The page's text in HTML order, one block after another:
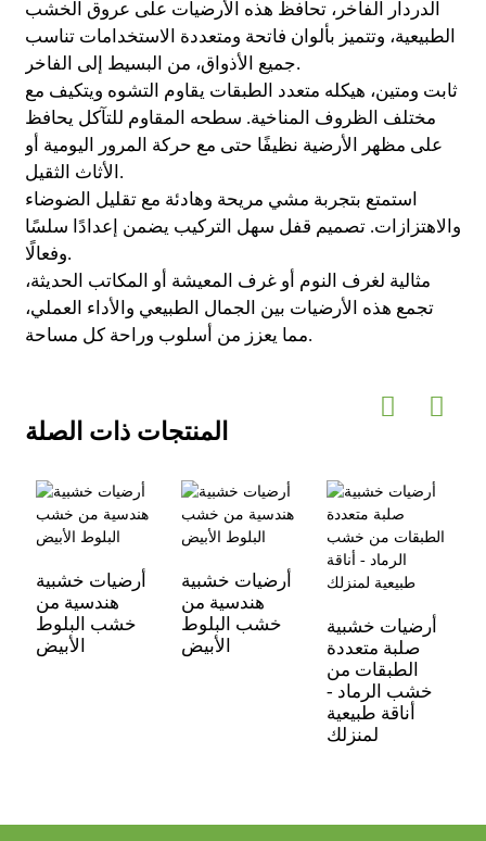
الدردار الفاخر، تحافظ هذه الأرضيات على عروق الخشب
الطبيعية، وتتميز بألوان فاتحة ومتعددة الاستخدامات تناسب
جميع الأذواق، من البسيط إلى الفاخر.
ثابت ومتين، هيكله متعدد الطبقات يقاوم التشوه ويتكيف مع
مختلف الظروف المناخية. سطحه المقاوم للتآكل يحافظ
على مظهر الأرضية نظيفًا حتى مع حركة المرور اليومية أو
الأثاث الثقيل.
استمتع بتجربة مشي مريحة وهادئة مع تقليل الضوضاء
والاهتزازات. تصميم قفل سهل التركيب يضمن إعدادًا سلسًا
وفعالًا.
مثالية لغرف النوم أو غرف المعيشة أو المكاتب الحديثة،
تجمع هذه الأرضيات بين الجمال الطبيعي والأداء العملي،
مما يعزز من أسلوب وراحة كل مساحة.
المنتجات ذات الصلة
أرضيات خشبية
هندسية من
خشب البلوط
الأبيض
أرضيات خشبية
هندسية من
خشب البلوط
الأبيض
أرضيات خشبية
صلبة متعددة
الطبقات من
خشب الرماد -
أناقة طبيعية
لمنزلك